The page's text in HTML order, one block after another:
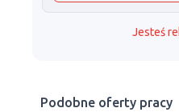
Jesteś
Podobne oferty pracy